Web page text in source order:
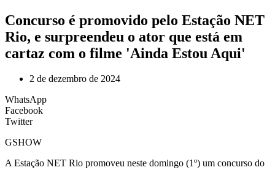
Concurso é promovido pelo Estação NET
Rio, e surpreendeu o ator que está em
cartaz com o filme 'Ainda Estou Aqui'
2 de dezembro de 2024
WhatsApp
Facebook
Twitter
GSHOW
A Estação NET Rio promoveu neste domingo (1º) um concurso do